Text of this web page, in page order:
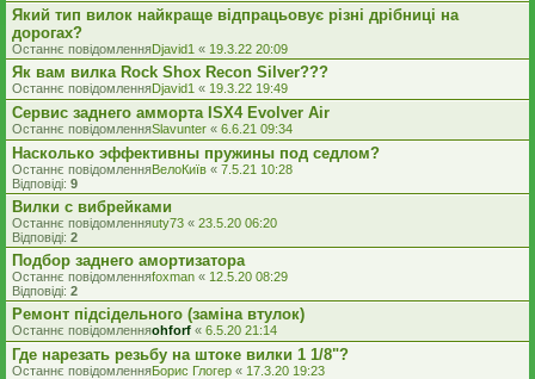
Який тип вилок найкраще відпрацьовує різні дрібниці на
дорогах?
Останнє повідомленняDjavid1 « 19.3.22 20:09
Як вам вилка Rock Shox Recon Silver???
Останнє повідомленняDjavid1 « 19.3.22 19:49
Сервис заднего амморта ISX4 Evolver Air
Останнє повідомленняSlavunter « 6.6.21 09:34
Насколько эффективны пружины под седлом?
Останнє повідомленняВелоКиїв « 7.5.21 10:28
Відповіді: 9
Вилки с вибрейками
Останнє повідомленняuty73 « 23.5.20 06:20
Відповіді: 2
Подбор заднего амортизатора
Останнє повідомленняfoxman « 12.5.20 08:29
Відповіді: 2
Ремонт підсідельного (заміна втулок)
Останнє повідомленняohforf « 6.5.20 21:14
Где нарезать резьбу на штоке вилки 1 1/8"?
Останнє повідомленняБорис Глогер « 17.3.20 19:23